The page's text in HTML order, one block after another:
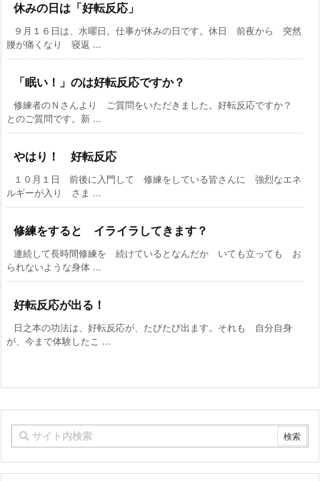
休みの日は「好転反応」
９月１６日は、水曜日。仕事が休みの日です。休日 前夜から 突然
腰が痛くなり 寝返 ...
「眠い！」のは好転反応ですか？
修練者のＮさんより ご質問をいただきました。好転反応ですか？
とのご質問です。新 ...
やはり！ 好転反応
１０月１日 前後に入門して 修練をしている皆さんに 強烈なエネ
ルギーが入り さま ...
修練をすると イライラしてきます？
連続して長時間修練を 続けているとなんだか いても立っても お
られないような身体 ...
好転反応が出る！
日之本の功法は、好転反応が、たびたび出ます。それも 自分自身
が、今まで体験したこ ...